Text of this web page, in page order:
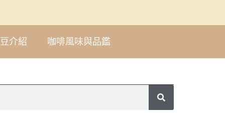
介紹 咖啡風味與品鑑